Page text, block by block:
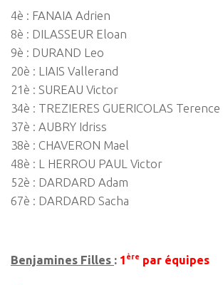
4è : FANAIA Adrien
8è : DILASSEUR Eloan
9è : DURAND Leo
20è : LIAIS Vallerand
21è : SUREAU Victor
34è : TREZIERES GUERICOLAS Terence
37è : AUBRY Idriss
38è : CHAVERON Mael
48è : L HERROU PAUL Victor
52è : DARDARD Adam
67è : DARDARD Sacha
Benjamines Filles : 1 ère par équipes